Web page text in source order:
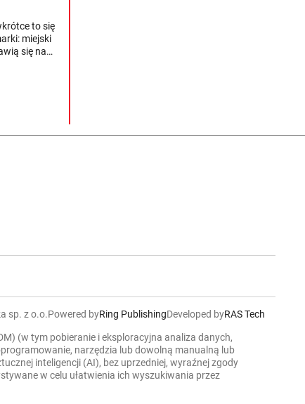
to się
miejski
się na
sp. z o.o.Powered byRing PublishingDeveloped byRAS Tech
(w tym pobieranie i eksploracyjna analiza danych,
narzędzia lub dowolną manualną lub
inteligencji (AI), bez uprzedniej, wyraźnej zgody
w celu ułatwienia ich wyszukiwania przez